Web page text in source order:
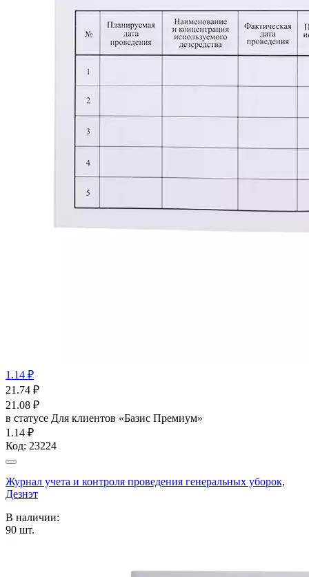
1.14 ₽
21.74 ₽
21.08 ₽
в статусе Для клиентов «Базис Премиум»
1.14 ₽
Код: 23224
Журнал учета и контроля проведения генеральных уборок,
Дезнэт
В наличии:
90 шт.